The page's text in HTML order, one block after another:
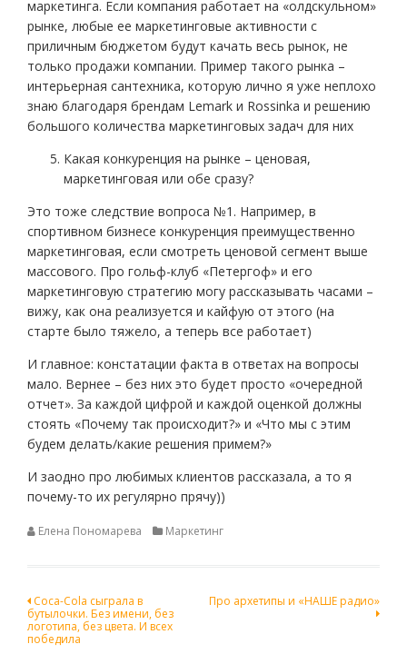
маркетинга. Если компания работает на «олдскульном»
рынке, любые ее маркетинговые активности с
приличным бюджетом будут качать весь рынок, не
только продажи компании. Пример такого рынка –
интерьерная сантехника, которую лично я уже неплохо
знаю благодаря брендам Lemark и Rossinka и решению
большого количества маркетинговых задач для них
Какая конкуренция на рынке – ценовая,
маркетинговая или обе сразу?
Это тоже следствие вопроса №1. Например, в
спортивном бизнесе конкуренция преимущественно
маркетинговая, если смотреть ценовой сегмент выше
массового. Про гольф-клуб «Петергоф» и его
маркетинговую стратегию могу рассказывать часами –
вижу, как она реализуется и кайфую от этого (на
старте было тяжело, а теперь все работает)
И главное: констатации факта в ответах на вопросы
мало. Вернее – без них это будет просто «очередной
отчет». За каждой цифрой и каждой оценкой должны
стоять «Почему так происходит?» и «Что мы с этим
будем делать/какие решения примем?»
И заодно про любимых клиентов рассказала, а то я
почему-то их регулярно прячу))
Елена Пономарева Маркетинг
Навигация
по
Coca-Cola сыграла в
бутылочки. Без имени, без
логотипа, без цвета. И всех
победила
Про архетипы и «НАШЕ радио»